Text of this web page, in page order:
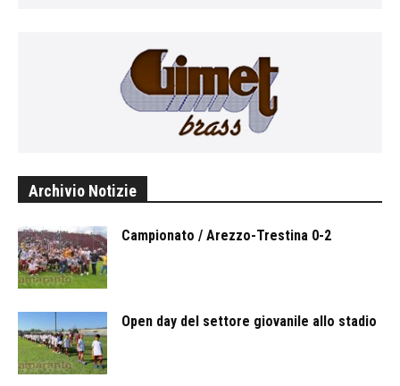
Archivio Notizie
Campionato / Arezzo-Trestina 0-2
Open day del settore giovanile allo stadio